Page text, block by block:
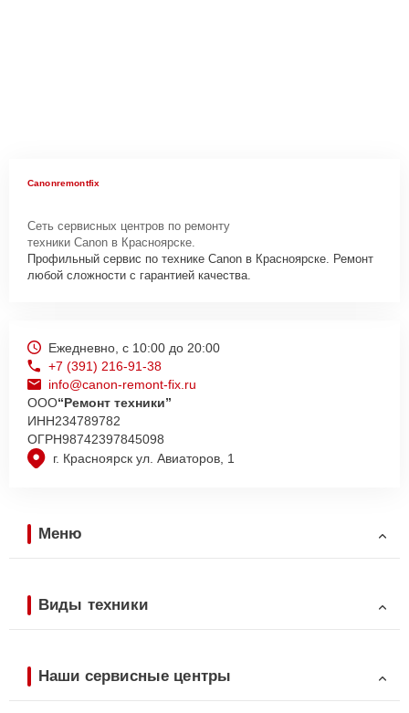
Canonremontfix
Сеть сервисных центров по ремонту
техники Canon в Красноярске.
Профильный сервис по технике Canon в Красноярске. Ремонт
любой сложности с гарантией качества.
г. Красноярск ул. Авиаторов, 1
Ежедневно, с 10:00 до 20:00
+7 (391) 216-91-38
info@canon-remont-fix.ru
ООО“Ремонт техники”
ИНН234789782
ОГРН98742397845098
Меню
Виды техники
Наши сервисные центры